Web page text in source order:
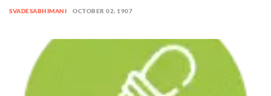
SVADESABHIMANI OCTOBER 02, 1907